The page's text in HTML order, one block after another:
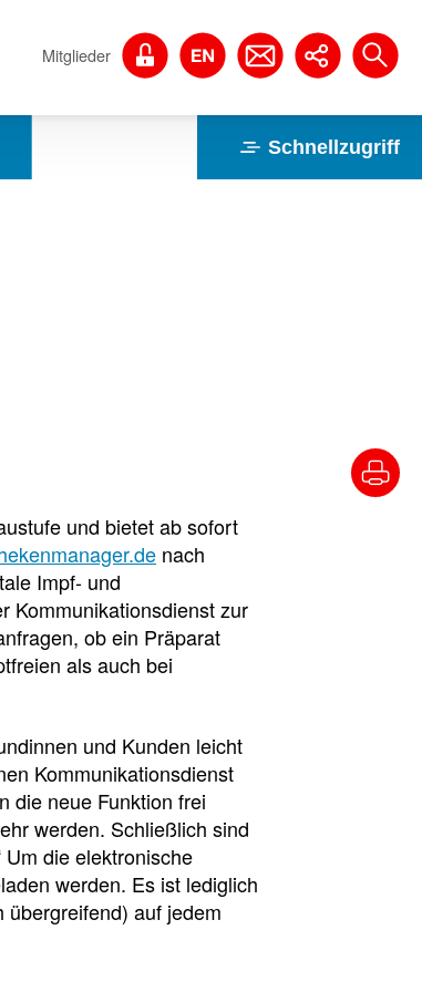
Mitglieder
Schnellzugriff
und bietet ab sofort
nach
Impf- und
Kommunikationsdienst zur
ob ein Präparat
als auch bei
und Kunden leicht
Kommunikationsdienst
die neue Funktion frei
werden. Schließlich sind
die elektronische
werden. Es ist lediglich
auf jedem